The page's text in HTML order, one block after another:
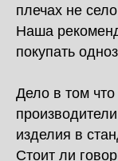
плечах не
Наша
покупать
Дело в том
изделия в
Стоит ли